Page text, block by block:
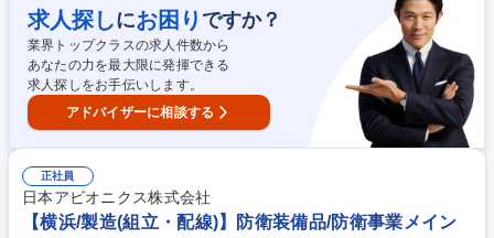
行、プロジェクト推進 【開発マネジメントとプロセス改革】■製品開発に
おける全体のワークフローおよびスケジュール管理 ■現状の開発プロセス
におけるボトルネック特定、改善策の立案/実行 ■部門横断的なタスクフォ
ースのリード 等 募集職種 K2637横浜/【後工程開発/マネジメント】フラ
ッシュメモリ製品が対象
求人探しにお困り ですか？
業界トップクラスの求人件数から
あなたの力を最大限に発揮できる
求人探しをお手伝いします。
アドバイザーに相談する
正社員
日本アビオニクス株式会社
【横浜/製造(組立・配線)】防衛装備品/防衛事業メイン